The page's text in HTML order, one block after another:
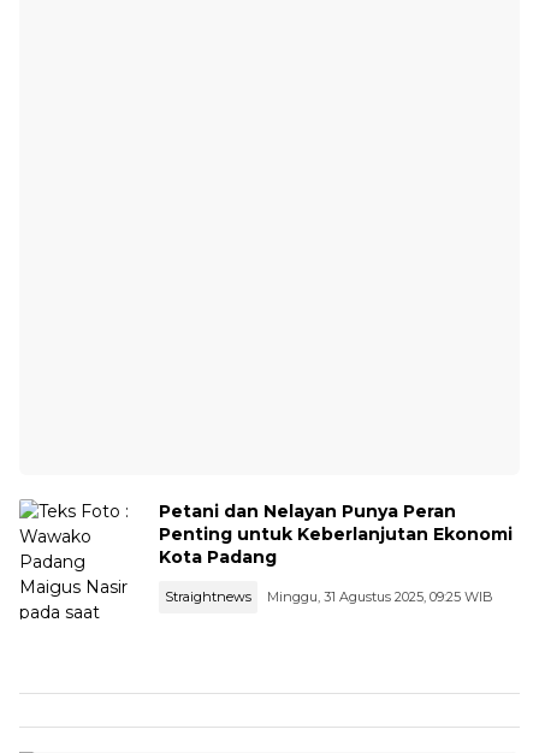
Petani dan Nelayan Punya Peran
Penting untuk Keberlanjutan Ekonomi
Kota Padang
Straightnews Minggu, 31 Agustus 2025, 09:25 WIB